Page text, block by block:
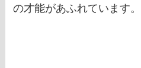
の才能があふれています。